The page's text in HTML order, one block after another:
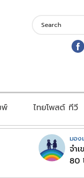
พ์ ไทยโพสต์ ทีวี
มอง
จำ
80